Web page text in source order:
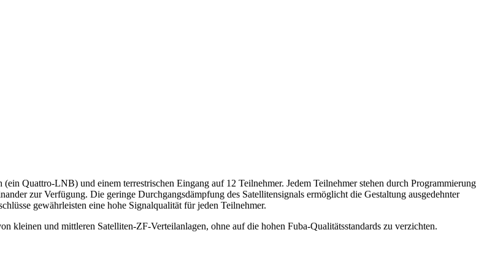
Quattro-LNB) und einem terrestrischen Eingang auf 12 Teilnehmer. Jedem Teilnehmer stehen durch Programmierung
zur Verfügung. Die geringe Durchgangsdämpfung des Satellitensignals ermöglicht die Gestaltung ausgedehnter
gewährleisten eine hohe Signalqualität für jeden Teilnehmer.
kleinen und mittleren Satelliten-ZF-Verteilanlagen, ohne auf die hohen Fuba-Qualitätsstandards zu verzichten.